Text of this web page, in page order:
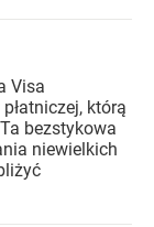
Visa
którą
bezstykowa
niewielkich